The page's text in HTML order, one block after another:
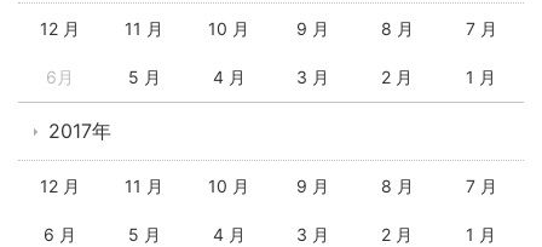
12 月 11 月 10 月 9 月 8 月 7 月
6月 5 月 4 月 3 月 2 月 1 月
2017年
12 月 11 月 10 月 9 月 8 月 7 月
6 月 5 月 4 月 3 月 2 月 1 月